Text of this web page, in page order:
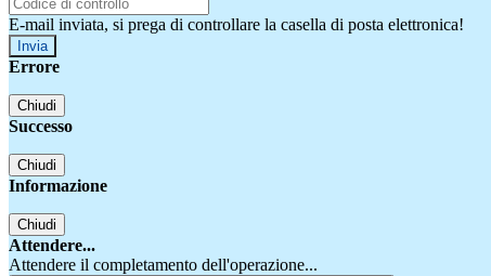
E-mail inviata, si prega di controllare la casella di posta elettronica!
Errore
Chiudi
Successo
Chiudi
Informazione
Chiudi
Attendere...
Attendere il completamento dell'operazione...